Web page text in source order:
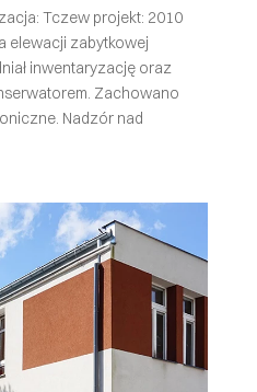
Tczew projekt: 2010
elewacji zabytkowej
inwentaryzację oraz
Zachowano
Nadzór nad